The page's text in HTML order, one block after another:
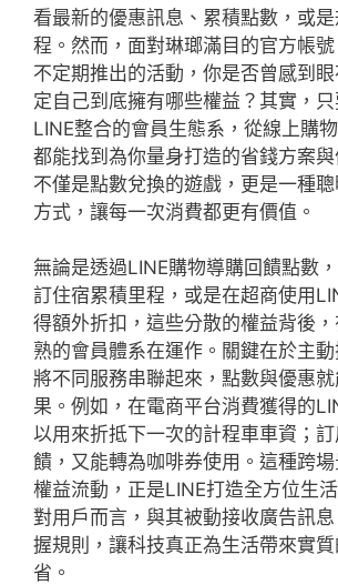
看最新的優惠訊息、累積點數，或
程。然而，面對琳瑯滿目的官方帳
不定期推出的活動，你是否曾感到
定自己到底擁有哪些權益？其實，
LINE整合的會員生態系，從線上購
都能找到為你量身打造的省錢方案
不僅是點數兌換的遊戲，更是一種
方式，讓每一次消費都更有價值。
無論是透過LINE購物導購回饋點數
訂住宿累積里程，或是在超商使用
得額外折扣，這些分散的權益背後
熟的會員體系在運作。關鍵在於主動
將不同服務串聯起來，點數與優惠
果。例如，在電商平台消費獲得的
以用來折抵下一次的計程車車資；訂
饋，又能轉為咖啡券使用。這種跨
權益流動，正是LINE打造全方位生
對用戶而言，與其被動接收廣告訊
握規則，讓科技真正為生活帶來實
省。